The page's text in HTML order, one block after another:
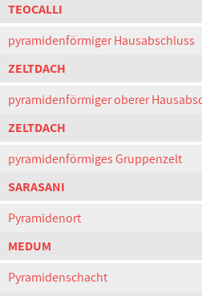
TEOCALLI
pyramidenförmiger Hausabschluss
ZELTDACH
pyramidenförmiger oberer
ZELTDACH
pyramidenförmiges Gruppenzelt
SARASANI
Pyramidenort
MEDUM
Pyramidenschacht